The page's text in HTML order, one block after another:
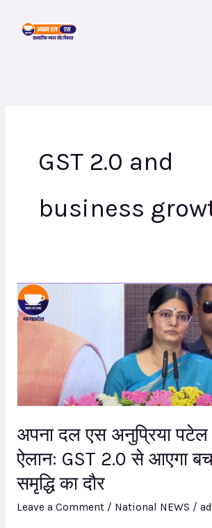
GST 2.0 and
business
अपना दल एस अनुप्रिया पटेल
ऐलान: GST 2.0 से आएगा
समृद्धि का दौर
Leave a Comment / National NEWS /
अपना
दल
का
बड़ा
ऐलान:
GST
2.0
से
आएगा